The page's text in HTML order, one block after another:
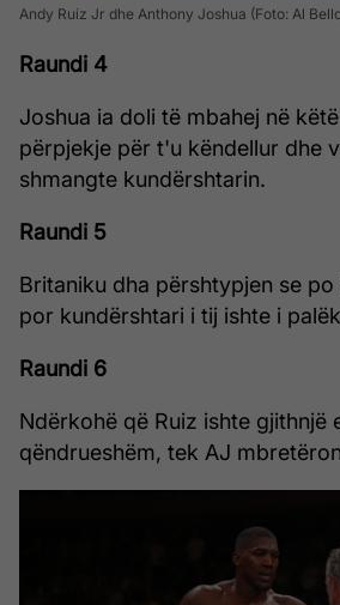
Andy Ruiz Jr dhe Anthony Joshua (Foto: Al
Raundi 4
Joshua ia doli të mbahej në
përpjekje për t'u këndellur dhe
shmangte kundërshtarin.
Raundi 5
Britaniku dha përshtypjen se po
por kundërshtari i tij ishte i
Raundi 6
Ndërkohë që Ruiz ishte gjithnjë
qëndrueshëm, tek AJ